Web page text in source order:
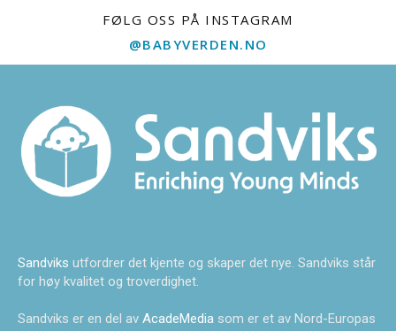
FØLG OSS PÅ INSTAGRAM
@BABYVERDEN.NO
Sandviks utfordrer det kjente og skaper det nye. Sandviks står
for høy kvalitet og troverdighet.
Sandviks er en del av AcadeMedia som er et av Nord-Europas